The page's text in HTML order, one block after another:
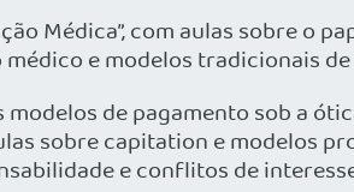
Médica”, com aulas sobre o
e modelos tradicionais
de pagamento sob a
sobre capitation e modelos
e conflitos de